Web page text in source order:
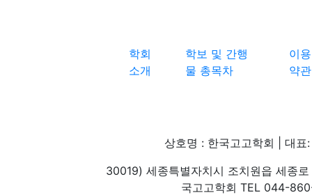
학회
소개
학보 및 간행
물 총목차
이용
약관
상호명 : 한국고고학회 | 대
30019) 세종특별자치시 조치원읍 세종
국고고학회 TEL 044-